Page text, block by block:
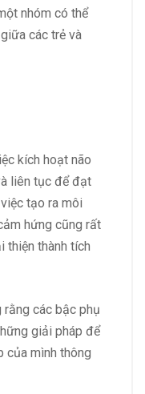
nhóm có thể
các trẻ và
kích hoạt não
liên tục để đạt
tạo ra môi
hứng cũng rất
thiện thành tích
rằng các bậc phụ
giải pháp để
của mình thông